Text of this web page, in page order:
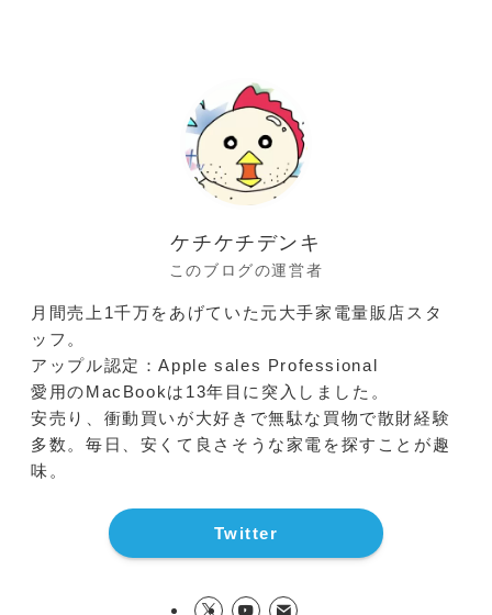
ケチケチデンキ
このブログの運営者
月間売上1千万をあげていた元大手家電量販店スタ
ッフ。
アップル認定：Apple sales Professional
愛用のMacBookは13年目に突入しました。
安売り、衝動買いが大好きで無駄な買物で散財経験
多数。毎日、安くて良さそうな家電を探すことが趣
味。
Twitter